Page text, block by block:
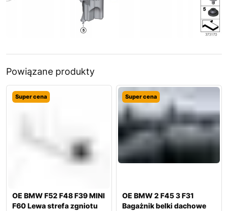
Powiązane produkty
Super cena
OE BMW F52 F48 F39 MINI
F60 Lewa strefa zgniotu
Super cena
OE BMW 2 F45 3 F31
Bagażnik belki dachowe